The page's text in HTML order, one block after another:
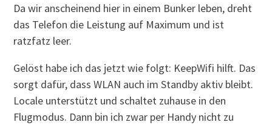
Da wir anscheinend hier in einem Bunker leben, dreht
das Telefon die Leistung auf Maximum und ist
ratzfatz leer.
Gelöst habe ich das jetzt wie folgt: KeepWifi hilft. Das
sorgt dafür, dass WLAN auch im Standby aktiv bleibt.
Locale unterstützt und schaltet zuhause in den
Flugmodus. Dann bin ich zwar per Handy nicht zu